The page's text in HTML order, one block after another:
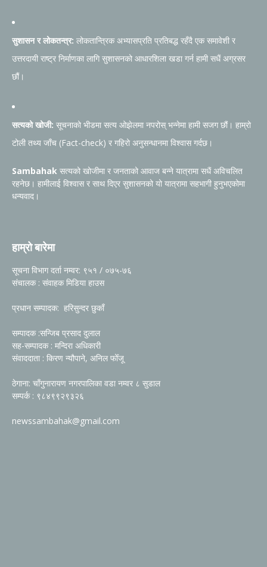
सुशासन र लोकतन्त्र: लोकतान्त्रिक अभ्यासप्रति प्रतिबद्ध रहँदै एक समावेशी र
उत्तरदायी राष्ट्र निर्माणका लागि सुशासनको आधारशिला खडा गर्न हामी सधैं अग्रसर
छौं।
सत्यको खोजी: सूचनाको भीडमा सत्य ओझेलमा नपरोस् भन्नेमा हामी सजग छौं। हाम्रो
टोली तथ्य जाँच (Fact-check) र गहिरो अनुसन्धानमा विश्वास गर्दछ।
Sambahak सत्यको खोजीमा र जनताको आवाज बन्ने यात्रामा सधैं अविचलित
रहनेछ। हामीलाई विश्वास र साथ दिएर सुशासनको यो यात्रामा सहभागी हुनुभएकोमा
धन्यवाद।
हाम्रो बारेमा
सूचना विभाग दर्ता नम्वर: ९५१ / ०७५-७६
संचालक : संवाहक मिडिया हाउस
प्रधान सम्पादक: हरिसुन्दर छुकाँ
सम्पादक :सन्जिब प्रसाद दुलाल
सह-सम्पादक : मन्दिरा अधिकारी
संवाददाता : किरण न्यौपाने, अनिल फोँजू
ठेगाना: चाँगुनारायण नगरपालिका वडा नम्वर ८ सुडाल
सम्पर्क : ९८४९९२९३२६
newssambahak@gmail.com